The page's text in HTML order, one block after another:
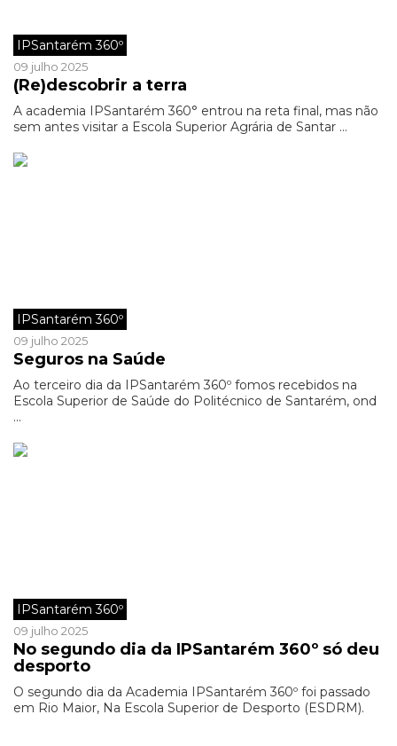
IPSantarém 360º
09 julho 2025
(Re)descobrir a terra
A academia IPSantarém 360° entrou na reta final, mas não
sem antes visitar a Escola Superior Agrária de Santar ...
IPSantarém 360º
09 julho 2025
Seguros na Saúde
Ao terceiro dia da IPSantarém 360º fomos recebidos na
Escola Superior de Saúde do Politécnico de Santarém, ond
...
IPSantarém 360º
09 julho 2025
No segundo dia da IPSantarém 360º só deu
desporto
O segundo dia da Academia IPSantarém 360º foi passado
em Rio Maior, Na Escola Superior de Desporto (ESDRM).